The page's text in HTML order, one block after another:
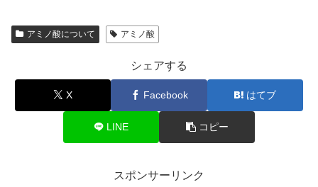
アミノ酸について アミノ酸
シェアする
X Facebook はてブ
LINE コピー
スポンサーリンク